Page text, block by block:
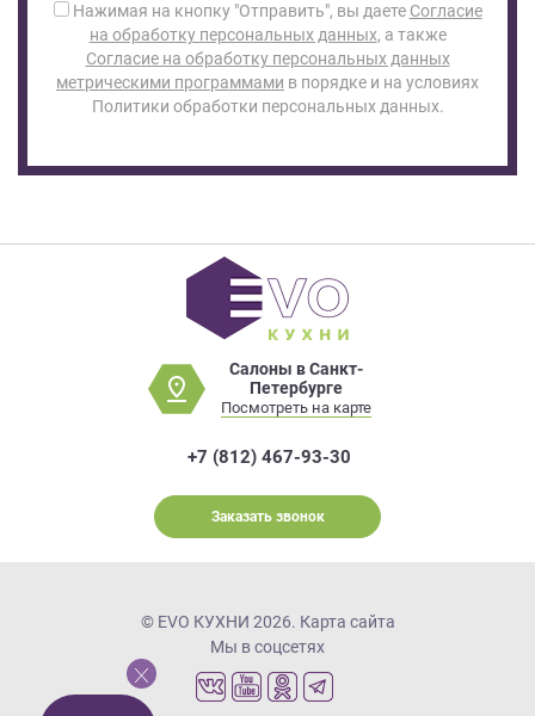
Нажимая на кнопку "Отправить", вы даете Согласие
на обработку персональных данных, а также
Согласие на обработку персональных данных
метрическими программами в порядке и на условиях
Политики обработки персональных данных.
Салоны в Санкт-
Петербурге
Посмотреть на карте
+7 (812) 467-93-30
Заказать звонок
© EVO КУХНИ 2026. Карта сайта
Мы в соцсетях